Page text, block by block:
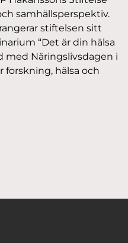
samhällsperspektiv.
stiftelsen sitt
“Det är din hälsa
med Näringslivsdagen i
forskning, hälsa och